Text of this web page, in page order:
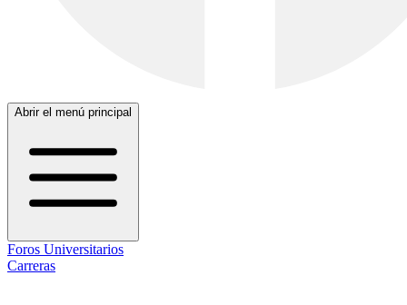
Abrir el menú principal
Foros Universitarios
Carreras